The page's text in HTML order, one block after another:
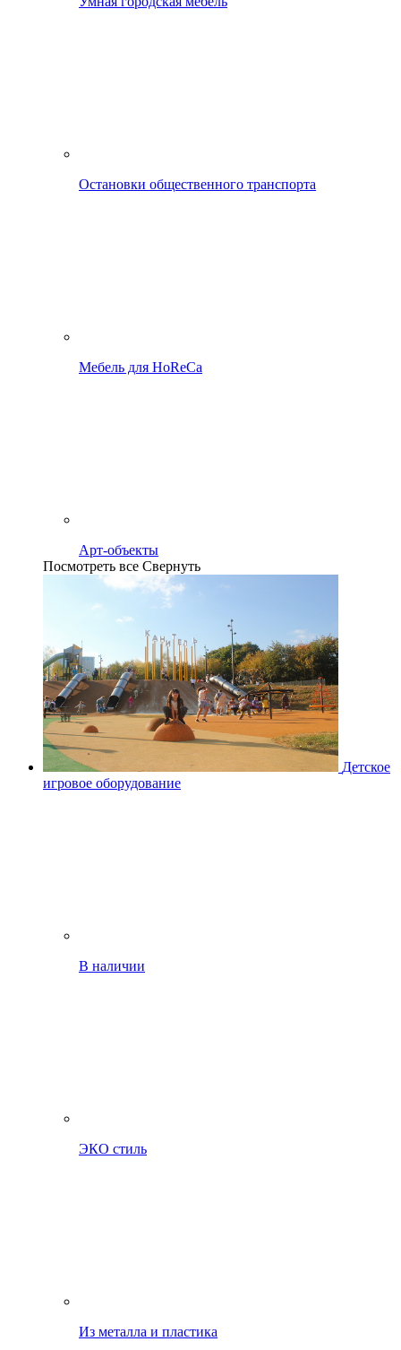
Остановки общественного транспорта
Мебель для HoReCa
Арт-объекты
Посмотреть все Свернуть
Детское
игровое оборудование
В наличии
ЭКО стиль
Из металла и пластика